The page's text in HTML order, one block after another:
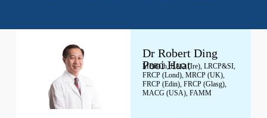
Dr Robert Ding
Pooi Huat
MBBCh, BAO (Ire), LRCP&SI,
FRCP (Lond), MRCP (UK),
FRCP (Edin), FRCP (Glasg),
MACG (USA), FAMM